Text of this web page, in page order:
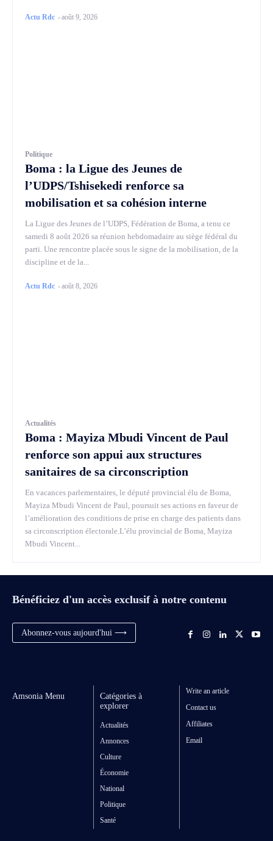
Actu Rdc -août 9, 2026
Politique
Boma : la Ligue des Jeunes de
l’UDPS/Tshisekedi renforce sa
mobilisation et sa cohésion interne
La Ligue des Jeunes de l’UDPS, Fédération de Boma, a tenu ce
samedi 8 août 2026 sa réunion hebdomadaire au siège fédéral du
parti. Une rencontre placée sous le signe de la mobilisation, de la
discipline et de la...
Actu Rdc -août 8, 2026
Actualités
Boma : Mayiza Mbudi Vincent de Paul
renforce son appui aux structures
sanitaires de sa circonscription
En vacances parlementaires, le député provincial élu de Boma,
Mayiza Mbudi Vincent de Paul, poursuit ses actions en faveur de
l’amélioration des conditions de prise en charge des patients dans
sa circonscription électorale.L’élu provincial de Boma, Mayiza
Mbudi Vincent...
Bénéficiez d'un accès exclusif à notre contenu
Abonnez-vous aujourd'hui ⟶
Amsonia Menu
Catégories à
explorer
Actualités
Annonces
Culture
Économie
National
Politique
Santé
Write an article
Contact us
Affiliates
Email